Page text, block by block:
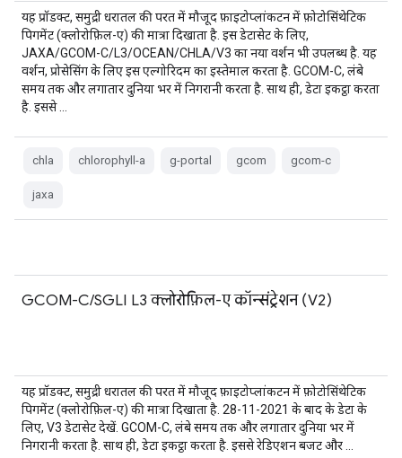
यह प्रॉडक्ट, समुद्री धरातल की परत में मौजूद फ़ाइटोप्लांकटन में फ़ोटोसिंथेटिक
पिगमेंट (क्लोरोफ़िल-ए) की मात्रा दिखाता है. इस डेटासेट के लिए,
JAXA/GCOM-C/L3/OCEAN/CHLA/V3 का नया वर्शन भी उपलब्ध है. यह
वर्शन, प्रोसेसिंग के लिए इस एल्गोरिदम का इस्तेमाल करता है. GCOM-C, लंबे
समय तक और लगातार दुनिया भर में निगरानी करता है. साथ ही, डेटा इकट्ठा करता
है. इससे …
chla chlorophyll-a g-portal gcom gcom-c
jaxa
GCOM-C/SGLI L3 क्लोरोफ़िल-ए कॉन्संट्रेशन (V2)
यह प्रॉडक्ट, समुद्री धरातल की परत में मौजूद फ़ाइटोप्लांकटन में फ़ोटोसिंथेटिक
पिगमेंट (क्लोरोफ़िल-ए) की मात्रा दिखाता है. 28-11-2021 के बाद के डेटा के
लिए, V3 डेटासेट देखें. GCOM-C, लंबे समय तक और लगातार दुनिया भर में
निगरानी करता है. साथ ही, डेटा इकट्ठा करता है. इससे रेडिएशन बजट और …